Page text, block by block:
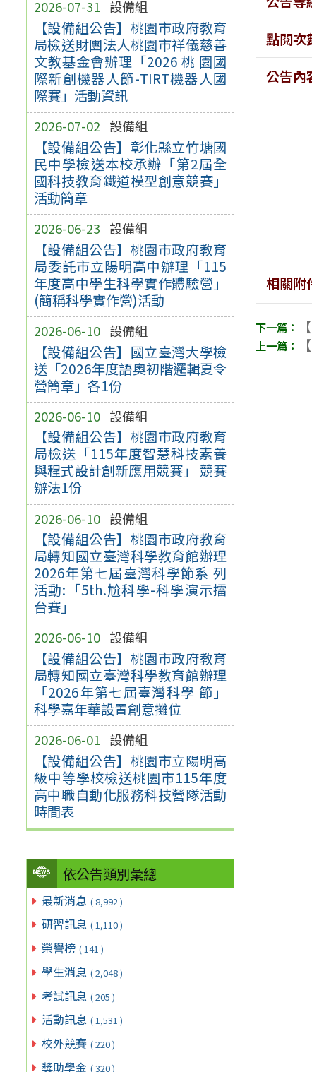
2026-07-31 設備組
【設備組公告】桃園市政府教育
局檢送財團法人桃園市祥儀慈善
文教基金會辦理「2026 桃 園國
際新創機器人節-TIRT機器人國
際賽」活動資訊
2026-07-02 設備組
【設備組公告】彰化縣立竹塘國
民中學檢送本校承辦「第2屆全
國科技教育鐵道模型創意競賽」
活動簡章
2026-06-23 設備組
【設備組公告】桃園市政府教育
局委託市立陽明高中辦理「115
年度高中學生科學實作體驗營」
(簡稱科學實作營)活動
2026-06-10 設備組
【設備組公告】國立臺灣大學檢
送「2026年度語奧初階邏輯夏令
營簡章」各1份
2026-06-10 設備組
【設備組公告】桃園市政府教育
局檢送「115年度智慧科技素養
與程式設計創新應用競賽」 競賽
辦法1份
2026-06-10 設備組
【設備組公告】桃園市政府教育
局轉知國立臺灣科學教育館辦理
2026年第七屆臺灣科學節系 列
活動:「5th.尬科學-科學演示擂
台賽」
2026-06-10 設備組
【設備組公告】桃園市政府教育
局轉知國立臺灣科學教育館辦理
「2026年第七屆臺灣科學 節」
科學嘉年華設置創意攤位
2026-06-01 設備組
【設備組公告】桃園市立陽明高
級中等學校檢送桃園市115年度
高中職自動化服務科技營隊活動
時間表
依公告類別彙總
最新消息 ( 8,992 )
研習訊息 ( 1,110 )
榮譽榜 ( 141 )
學生消息 ( 2,048 )
考試訊息 ( 205 )
活動訊息 ( 1,531 )
校外競賽 ( 220 )
獎助學金 ( 320 )
點閱次
公告內
相關附